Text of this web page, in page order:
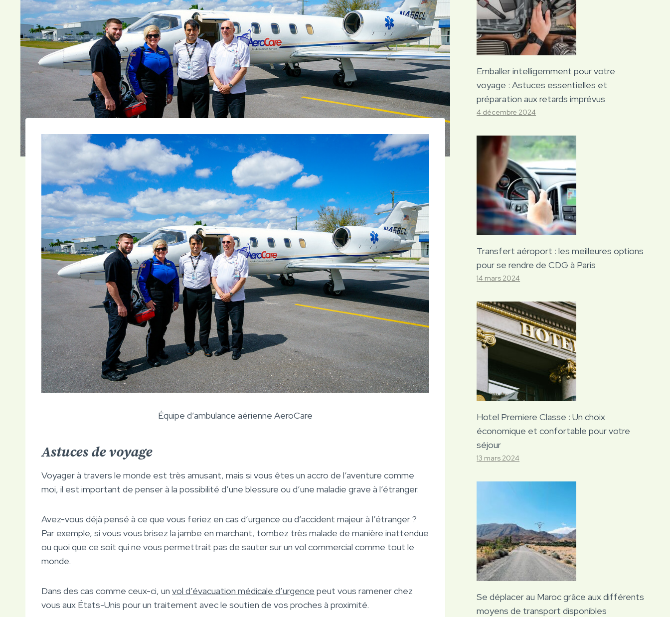
Équipe d’ambulance aérienne AeroCare
Astuces de voyage
Voyager à travers le monde est très amusant, mais si vous êtes un accro de l’aventure comme
moi, il est important de penser à la possibilité d’une blessure ou d’une maladie grave à l’étranger.
Avez-vous déjà pensé à ce que vous feriez en cas d’urgence ou d’accident majeur à l’étranger ?
Par exemple, si vous vous brisez la jambe en marchant, tombez très malade de manière inattendue
ou quoi que ce soit qui ne vous permettrait pas de sauter sur un vol commercial comme tout le
monde.
Dans des cas comme ceux-ci, un vol d’évacuation médicale d’urgence peut vous ramener chez
vous aux États-Unis pour un traitement avec le soutien de vos proches à proximité.
Emballer intelligemment pour votre
voyage : Astuces essentielles et
préparation aux retards imprévus
4 décembre 2024
Transfert aéroport : les meilleures options
pour se rendre de CDG à Paris
14 mars 2024
Hotel Premiere Classe : Un choix
économique et confortable pour votre
séjour
13 mars 2024
Se déplacer au Maroc grâce aux différents
moyens de transport disponibles